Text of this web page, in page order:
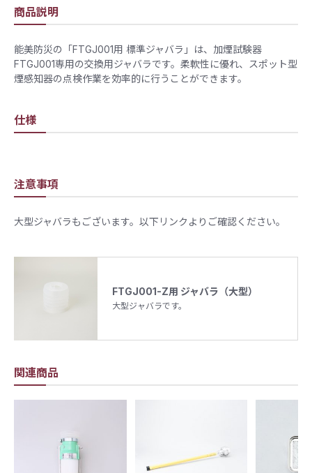
関連商品
商品説明
能美防災の「FTGJ001用 標準ジャバラ」は、加煙試験器
FTGJ001専用の交換用ジャバラです。​柔軟性に優れ、スポット型
煙感知器の点検作業を効率的に行うことができます。​
仕様
注意事項
大型ジャバラもございます。以下リンクよりご確認ください。
FTGJ001-Z用 ジャバラ（大型）
大型ジャバラです。